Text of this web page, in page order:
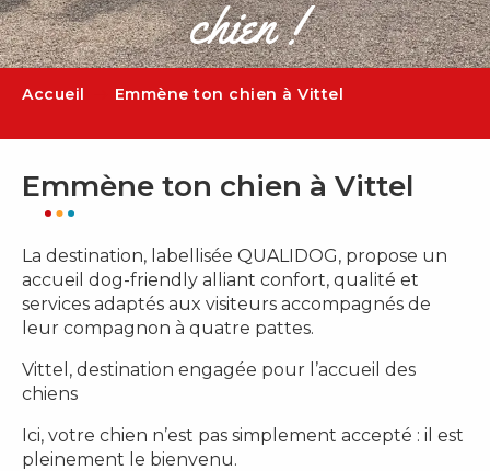
chien !
Accueil Emmène ton chien à Vittel
Emmène ton chien à Vittel
La destination, labellisée QUALIDOG, propose un
accueil dog-friendly alliant confort, qualité et
services adaptés aux visiteurs accompagnés de
leur compagnon à quatre pattes.
Vittel, destination engagée pour l’accueil des
chiens
Ici, votre chien n’est pas simplement accepté : il est
pleinement le bienvenu.